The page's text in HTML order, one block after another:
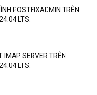
POSTFIXADMIN TRÊN
LTS.
IMAP SERVER TRÊN
LTS.